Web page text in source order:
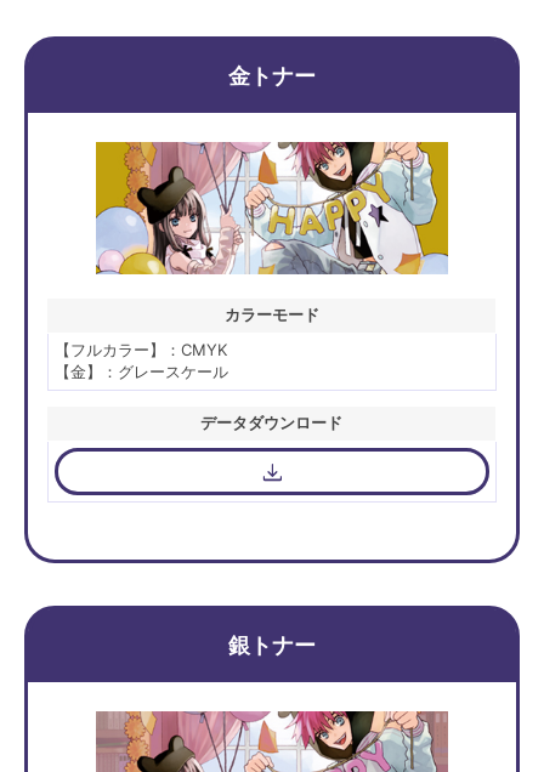
金トナー
カラーモード
【フルカラー】：CMYK
【金】：グレースケール
データダウンロード
銀トナー